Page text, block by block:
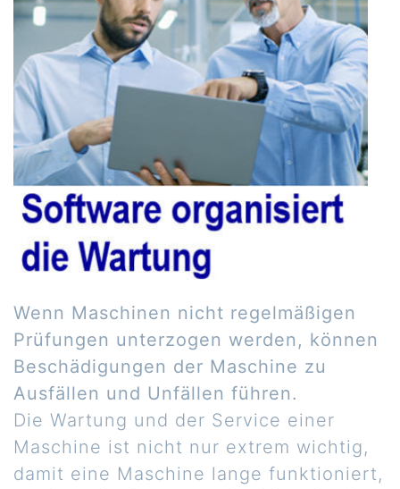
Wenn Maschinen nicht regelmäßigen
Prüfungen unterzogen werden, können
Beschädigungen der Maschine zu
Ausfällen und Unfällen führen.
Die Wartung und der Service einer
Maschine ist nicht nur extrem wichtig,
damit eine Maschine lange funktioniert,